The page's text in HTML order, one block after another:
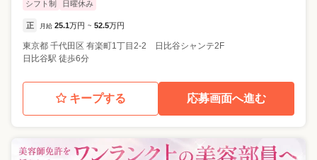
シフト制
日曜休み
正 月給 25.1万円 ~ 52.5万円
東京都 千代田区 有楽町1丁目2-2 日比谷シャンテ2F
日比谷駅 徒歩6分
キープする 応募画面へ進む